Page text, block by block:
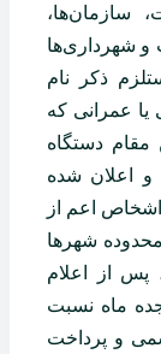
سازمان‌ها،
و شهرداری‌ها
ذکر نام
عمرانی که
مقام دستگاه
و اعلان شده
اعم از
‌شهرها
پس از اعلام
ماه نسبت
و پرداخت